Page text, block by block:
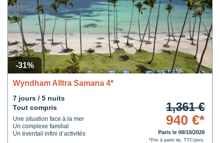
-31%
Wyndham Alltra Samana 4*
7 jours / 5 nuits
Tout compris
Une situation face à la mer
Un complexe familial
Un éventail infini d’activités
1,361 €
940 €*
Paris le 08/10/2026
*Prix à partir de, TTC/pers.